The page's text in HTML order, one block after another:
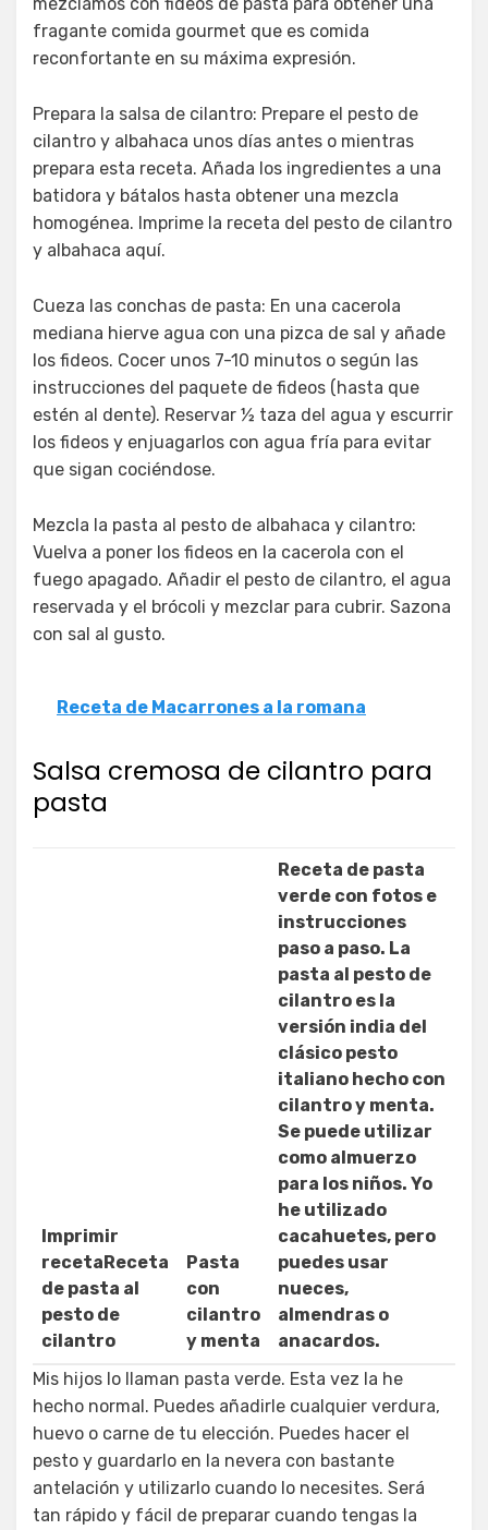
fragante comida gourmet que es comida
reconfortante en su máxima expresión.
Prepara la salsa de cilantro: Prepare el pesto de
cilantro y albahaca unos días antes o mientras
prepara esta receta. Añada los ingredientes a una
batidora y bátalos hasta obtener una mezcla
homogénea. Imprime la receta del pesto de cilantro
y albahaca aquí.
Cueza las conchas de pasta: En una cacerola
mediana hierve agua con una pizca de sal y añade
los fideos. Cocer unos 7-10 minutos o según las
instrucciones del paquete de fideos (hasta que
estén al dente). Reservar ½ taza del agua y escurrir
los fideos y enjuagarlos con agua fría para evitar
que sigan cociéndose.
Mezcla la pasta al pesto de albahaca y cilantro:
Vuelva a poner los fideos en la cacerola con el
fuego apagado. Añadir el pesto de cilantro, el agua
reservada y el brócoli y mezclar para cubrir. Sazona
con sal al gusto.
Receta de Macarrones a la romana
Salsa cremosa de cilantro para
pasta
Imprimir
recetaReceta
de pasta al
pesto de
cilantro
Pasta
con
cilantro
y menta
Receta de pasta
verde con fotos e
instrucciones
paso a paso. La
pasta al pesto de
cilantro es la
versión india del
clásico pesto
italiano hecho con
cilantro y menta.
Se puede utilizar
como almuerzo
para los niños. Yo
he utilizado
cacahuetes, pero
puedes usar
nueces,
almendras o
anacardos.
Mis hijos lo llaman pasta verde. Esta vez la he
hecho normal. Puedes añadirle cualquier verdura,
huevo o carne de tu elección. Puedes hacer el
pesto y guardarlo en la nevera con bastante
antelación y utilizarlo cuando lo necesites. Será
tan rápido y fácil de preparar cuando tengas la